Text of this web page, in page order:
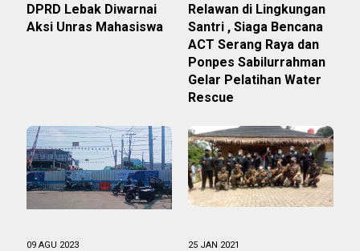
DPRD Lebak Diwarnai
Aksi Unras Mahasiswa
Relawan di Lingkungan
Santri , Siaga Bencana
ACT Serang Raya dan
Ponpes Sabilurrahman
Gelar Pelatihan Water
Rescue
09 AGU 2023 25 JAN 2021